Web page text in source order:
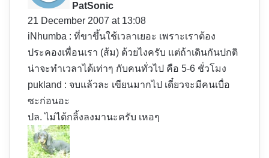
PatSonic
s
:
21 December 2007 at 13:08
iNhumba : ที่ขาขึ้นใช้เวลาเยอะ เพราะเราต้อง
ประคองเพื่อนเรา (ส้ม) ด้วยไงครับ แต่ถ้าเดินกันปกติ
น่าจะทำเวลาได้เท่าๆ กับคนทั่วไป คือ 5-6 ชั่วโมง
pukland : จบแล้วละ เขียนมากไป เดี๋ยวจะมีคนเบื่อ
ซะก่อนอะ
ปล. ไม่ได้กลิ้งลงมานะครับ เหอๆ